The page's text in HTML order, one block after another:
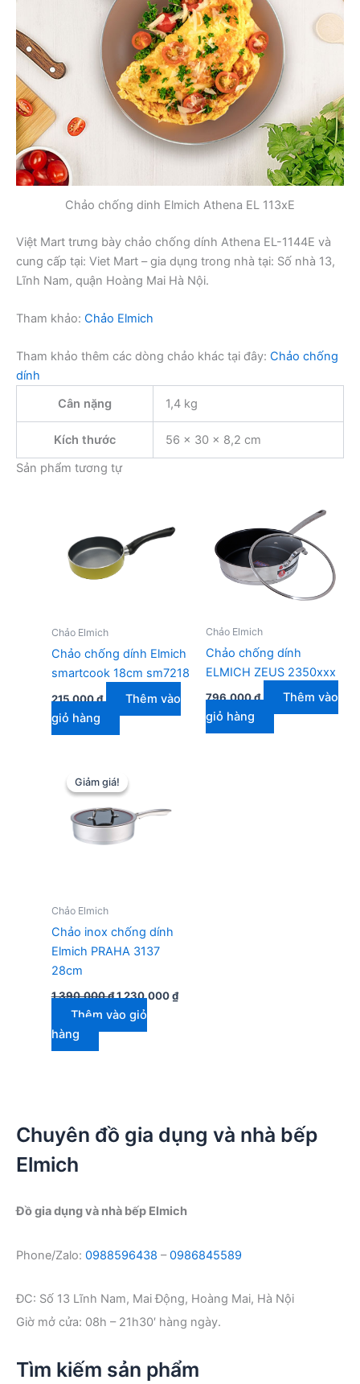
Chảo chống dinh Elmich Athena EL 113xE
Việt Mart trưng bày chảo chống dính Athena EL-1144E và
cung cấp tại: Viet Mart – gia dụng trong nhà tại: Số nhà 13,
Lĩnh Nam, quận Hoàng Mai Hà Nội.
Tham khảo: Chảo Elmich
Tham khảo thêm các dòng chảo khác tại đây: Chảo chống
dính
Cân nặng
1,4 kg
Kích thước
56 × 30 × 8,2 cm
Sản phẩm tương tự
Chảo Elmich
Chảo chống dính Elmich
smartcook 18cm sm7218
215.000₫
Thêm vào
giỏ hàng
Chảo Elmich
Chảo chống dính
ELMICH ZEUS 2350xxx
796.000₫
Thêm vào
giỏ hàng
Giảm giá!
Giảm giá!
Chảo Elmich
Chảo inox chống dính
Elmich PRAHA 3137
28cm
1.390.000₫ Giá
là:
1.390.000 ₫.
1.230.000₫Giá
hiện
Thêm vào giỏ
hàng
Chuyên đồ gia dụng và nhà bếp
Elmich
Đồ gia dụng và nhà bếp Elmich
Phone/Zalo: 0988596438 –0986845589
ĐC: Số 13 Lĩnh Nam, Mai Động, Hoàng Mai, Hà Nội
Giờ mở cửa: 08h – 21h30′ hàng ngày.
Tìm kiếm sản phẩm